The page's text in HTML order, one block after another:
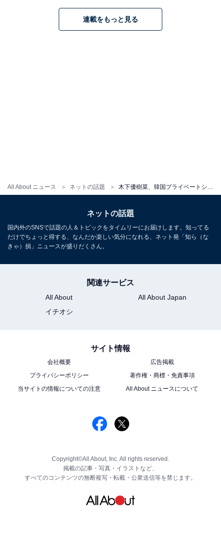
All About ニュース ネットの話題
連載をもっと見る
ネットの話題
国内外のSNSで話題の人＆トピックをタイムリーにお届けします。知ってる
だけでちょっと得する、なんだか楽しい気分になれる、ネット発「知ら（な
きゃ）損」ニュースが盛りだくさん。
関連サービス
All About
All About Japan
イチオシ
サイト情報
会社概要
広告掲載
プライバシーポリシー
著作権・商標・免責事項
当サイトの情報についての注意
All About ニュースについて
Copyright©All About, Inc. All rights reserved.
掲載の記事・写真・イラストなど、
すべてのコンテンツの無断複写・転載・公衆送信等を禁じます。